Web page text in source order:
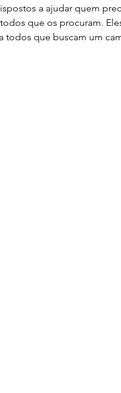
a ajudar quem
que os procuram.
todos que buscam um